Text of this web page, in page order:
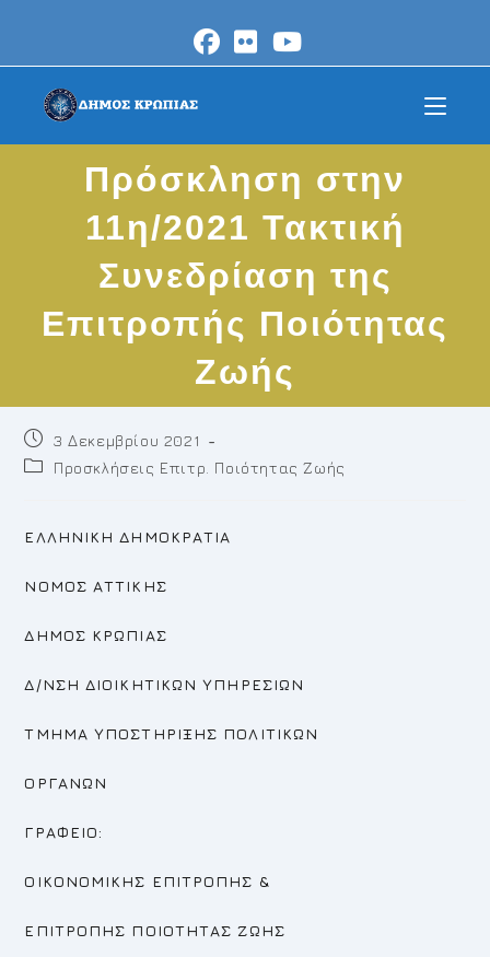
content
Πρόσκληση στην
11η/2021 Τακτική
Συνεδρίαση της
Επιτροπής Ποιότητας
Ζωής
Post
published:
3 Δεκεμβρίου 2021
PostΠροσκλήσεις Επιτρ. Ποιότητας Ζωής
ΕΛΛΗΝΙΚΗ ΔΗΜΟΚΡΑΤΙΑ
ΝΟΜΟΣ ΑΤΤΙΚΗΣ
ΔΗΜΟΣ ΚΡΩΠΙΑΣ
Δ/ΝΣΗ ΔΙΟΙΚΗΤΙΚΩΝ ΥΠΗΡΕΣΙΩΝ
ΤΜΗΜΑ ΥΠΟΣΤΗΡΙΞΗΣ ΠΟΛΙΤΙΚΩΝ
ΟΡΓΑΝΩΝ
ΓΡΑΦΕΙΟ:
ΟΙΚΟΝΟΜΙΚΗΣ ΕΠΙΤΡΟΠΗΣ &
ΕΠΙΤΡΟΠΗΣ ΠΟΙΟΤΗΤΑΣ ΖΩΗΣ